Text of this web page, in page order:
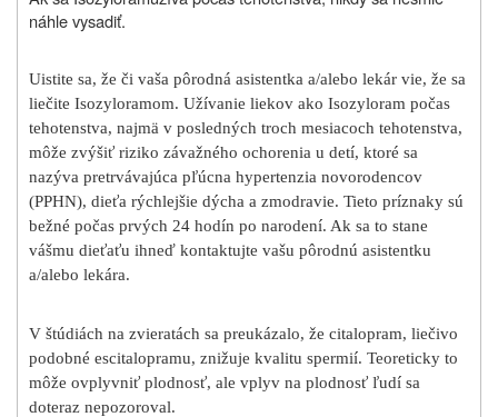
náhle vysadiť.
Uistite sa, že či vaša pôrodná asistentka a/alebo lekár vie, že sa
liečite Isozyloramom. Užívanie liekov ako Isozyloram počas
tehotenstva, najmä v posledných troch mesiacoch tehotenstva,
môže zvýšiť riziko závažného ochorenia u detí, ktoré sa
nazýva pretrvávajúca pľúcna hypertenzia novorodencov
(PPHN), dieťa rýchlejšie dýcha a zmodravie. Tieto príznaky sú
bežné počas prvých 24 hodín po narodení. Ak sa to stane
vášmu dieťaťu ihneď kontaktujte vašu pôrodnú asistentku
a/alebo lekára.
V štúdiách na zvieratách sa preukázalo, že citalopram, liečivo
podobné escitalopramu, znižuje kvalitu spermií. Teoreticky to
môže ovplyvniť plodnosť, ale vplyv na plodnosť ľudí sa
doteraz nepozoroval.